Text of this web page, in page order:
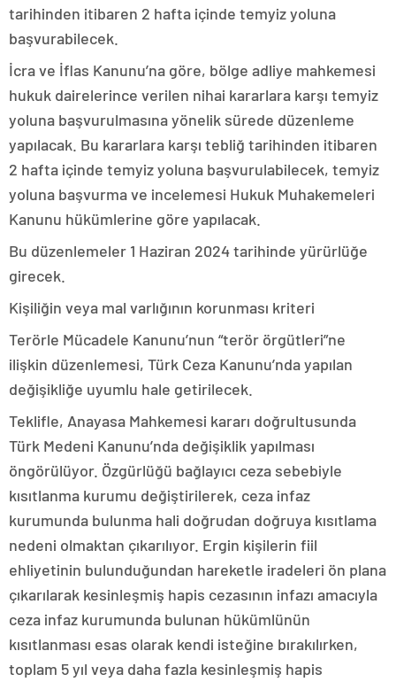
tarihinden itibaren 2 hafta içinde temyiz yoluna
başvurabilecek.
İcra ve İflas Kanunu’na göre, bölge adliye mahkemesi
hukuk dairelerince verilen nihai kararlara karşı temyiz
yoluna başvurulmasına yönelik sürede düzenleme
yapılacak. Bu kararlara karşı tebliğ tarihinden itibaren
2 hafta içinde temyiz yoluna başvurulabilecek, temyiz
yoluna başvurma ve incelemesi Hukuk Muhakemeleri
Kanunu hükümlerine göre yapılacak.
Bu düzenlemeler 1 Haziran 2024 tarihinde yürürlüğe
girecek.
Kişiliğin veya mal varlığının korunması kriteri
Terörle Mücadele Kanunu’nun “terör örgütleri”ne
ilişkin düzenlemesi, Türk Ceza Kanunu’nda yapılan
değişikliğe uyumlu hale getirilecek.
Teklifle, Anayasa Mahkemesi kararı doğrultusunda
Türk Medeni Kanunu’nda değişiklik yapılması
öngörülüyor. Özgürlüğü bağlayıcı ceza sebebiyle
kısıtlanma kurumu değiştirilerek, ceza infaz
kurumunda bulunma hali doğrudan doğruya kısıtlama
nedeni olmaktan çıkarılıyor. Ergin kişilerin fiil
ehliyetinin bulunduğundan hareketle iradeleri ön plana
çıkarılarak kesinleşmiş hapis cezasının infazı amacıyla
ceza infaz kurumunda bulunan hükümlünün
kısıtlanması esas olarak kendi isteğine bırakılırken,
toplam 5 yıl veya daha fazla kesinleşmiş hapis